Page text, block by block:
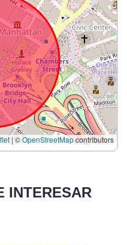
| ©OpenStreetMapcontributors
INTERESAR